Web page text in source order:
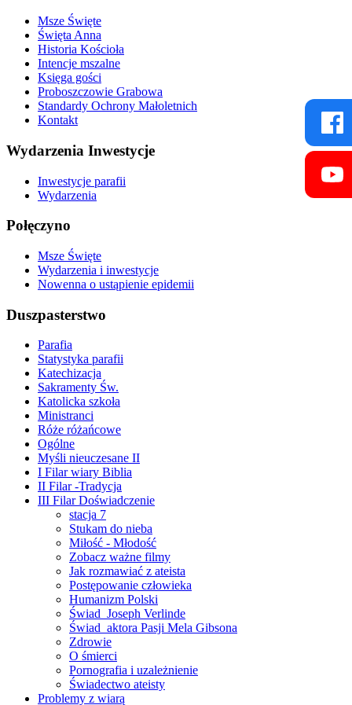
Msze Święte
Święta Anna
Historia Kościoła
Intencje mszalne
Księga gości
Proboszczowie Grabowa
Standardy Ochrony Małoletnich
Kontakt
Wydarzenia Inwestycje
Inwestycje parafii
Wydarzenia
Połęczyno
Msze Święte
Wydarzenia i inwestycje
Nowenna o ustąpienie epidemii
Duszpasterstwo
Parafia
Statystyka parafii
Katechizacja
Sakramenty Św.
Katolicka szkoła
Ministranci
Róże różańcowe
Ogólne
Myśli nieuczesane II
I Filar wiary Biblia
II Filar -Tradycja
III Filar Doświadczenie
stacja 7
Stukam do nieba
Miłość - Młodość
Zobacz ważne filmy
Jak rozmawiać z ateista
Postępowanie człowieka
Humanizm Polski
Świad_Joseph Verlinde
Świad_aktora Pasji Mela Gibsona
Zdrowie
O śmierci
Pornografia i uzależnienie
Świadectwo ateisty
Problemy z wiarą